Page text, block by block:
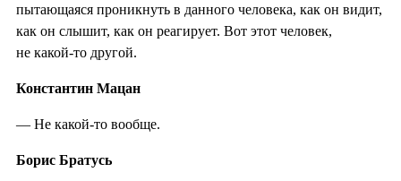
пытающаяся проникнуть в данного человека, как он видит,
как он слышит, как он реагирует. Вот этот человек,
не какой-то другой.
Константин Мацан
— Не какой-то вообще.
Борис Братусь